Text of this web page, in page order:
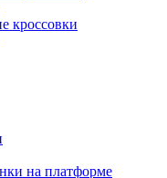
кроссовки
на платформе